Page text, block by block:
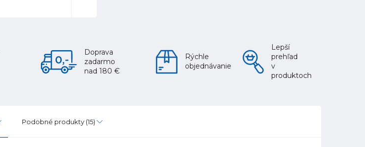
Doprava
zadarmo
nad 180 €
Rýchle
objednávanie
Lepší
prehľad
v
produktoch
Podobné produkty (15)